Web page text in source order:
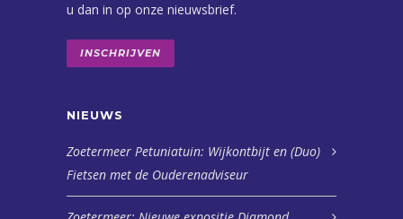
u dan in op onze nieuwsbrief.
INSCHRIJVEN
NIEUWS
Zoetermeer Petuniatuin: Wijkontbijt en (Duo)
Fietsen met de Ouderenadviseur